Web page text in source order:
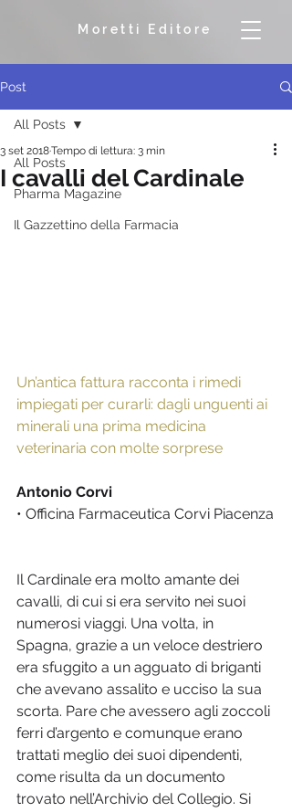
Moretti Editore
Post
All Posts
Pharma Magazine
Il Gazzettino della Farmacia
All Posts
I cavalli del Cardinale
3 set 2018Tempo di lettura: 3 min
Un’antica fattura racconta i rimedi
impiegati per curarli: dagli unguenti ai
minerali una prima medicina
veterinaria con molte sorprese
Antonio Corvi
• Officina Farmaceutica Corvi Piacenza
Il Cardinale era molto amante dei
cavalli, di cui si era servito nei suoi
numerosi viaggi. Una volta, in
Spagna, grazie a un veloce destriero
era sfuggito a un agguato di briganti
che avevano assalito e ucciso la sua
scorta. Pare che avessero agli zoccoli
ferri d’argento e comunque erano
trattati meglio dei suoi dipendenti,
come risulta da un documento
trovato nell’Archivio del Collegio. Si